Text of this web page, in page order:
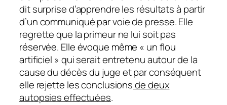
dit surprise d’apprendre les résultats à partir
d’un communiqué par voie de presse. Elle
regrette que la primeur ne lui soit pas
réservée. Elle évoque même « un flou
artificiel » qui serait entretenu autour de la
cause du décès du juge et par conséquent
elle rejette les conclusionsde deux
autopsies effectuées.